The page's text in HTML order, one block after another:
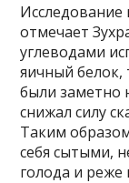
Исследование
отмечает
углеводами
яичный белок,
были заметно
снижал силу
Таким
себя сытыми,
голода и реже